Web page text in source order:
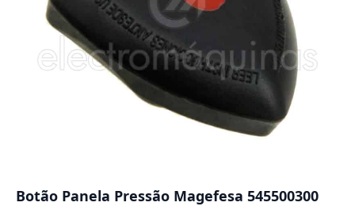
Botão Panela Pressão Magefesa 545500300